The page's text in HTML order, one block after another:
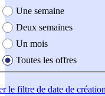
Une semaine
Deux semaines
Un mois
Toutes les offres
le filtre de date de